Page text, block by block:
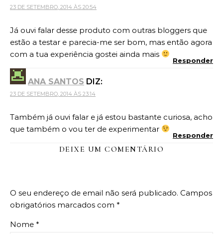
23 DE SETEMBRO, 2014 ÀS 20:54
Já ouvi falar desse produto com outras bloggers que
estão a testar e parecia-me ser bom, mas então agora
com a tua experiência gostei ainda mais
Responder
ANA SANTOS DIZ:
23 DE SETEMBRO, 2014 ÀS 23:14
Também já ouvi falar e já estou bastante curiosa, acho
que também o vou ter de experimentar
Responder
DEIXE UM COMENTÁRIO
O seu endereço de email não será publicado. Campos
obrigatórios marcados com *
Nome *